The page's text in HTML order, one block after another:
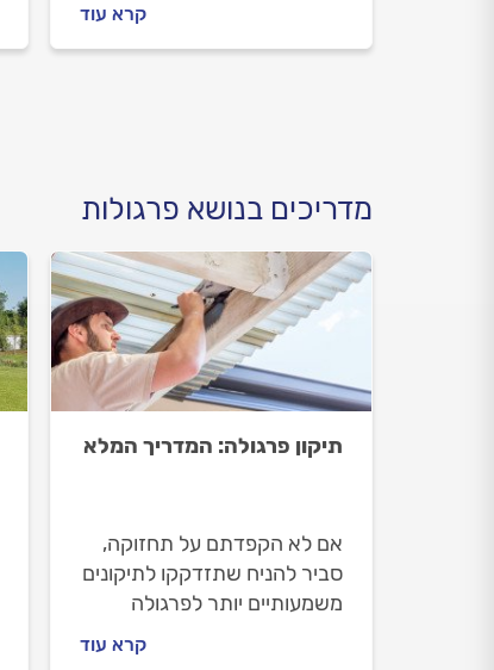
פרגולה ומה הוא כולל, איך
מתנהלים מול מתקין הפרגולות
קרא עוד
מדריכים בנושא פרגולות
תיקון פרגולה: המדריך המלא
אם לא הקפדתם על תחזוקה,
סביר להניח שתזדקקו לתיקונים
משמעותיים יותר לפרגולה
של העץ, חורים בגג ופגיעה
קרא עוד